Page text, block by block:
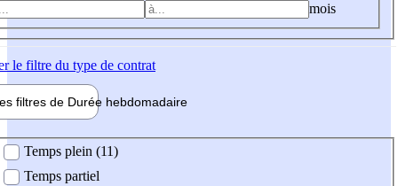
mois
le filtre du type de contrat
filtres de Durée hebdomadaire
Temps plein (11)
Temps partiel